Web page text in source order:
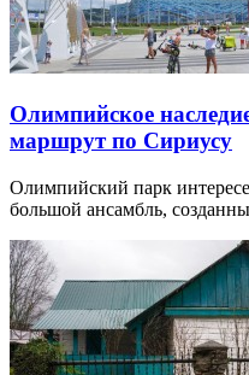
Олимпийское
маршрут по Сириусу
Олимпийский парк
большой ансамбль,